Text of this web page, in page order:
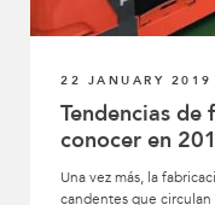
22 JANUARY 2019
Tendencias de
conocer en
Una vez más, la
candentes que circulan